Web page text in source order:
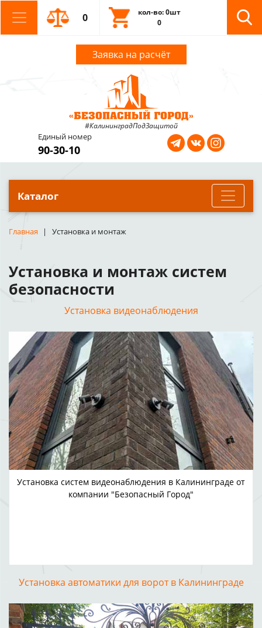
0
кол-во: 0шт
0
Заявка на расчёт
#КалининградПодЗащитой
Единый номер
90-30-10
Каталог
Главная Установка и монтаж
Установка и монтаж систем
безопасности
Установка видеонаблюдения
Установка систем видеонаблюдения в Калининграде от
компании "Безопасный Город"
Установка автоматики для ворот в Калининграде